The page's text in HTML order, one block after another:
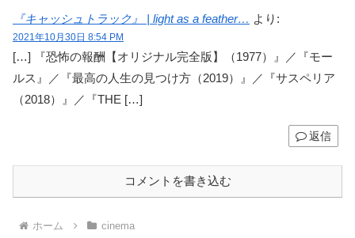
『キャッシュトラック』 | light as a feather… より:
2021年10月30日 8:54 PM
[…] 『恐怖の報酬【オリジナル完全版】（1977）』／『モー
ルス』／『最高の人生の見つけ方（2019）』／『サスペリア
（2018）』／『THE […]
返信
コメントを書き込む
ホーム cinema